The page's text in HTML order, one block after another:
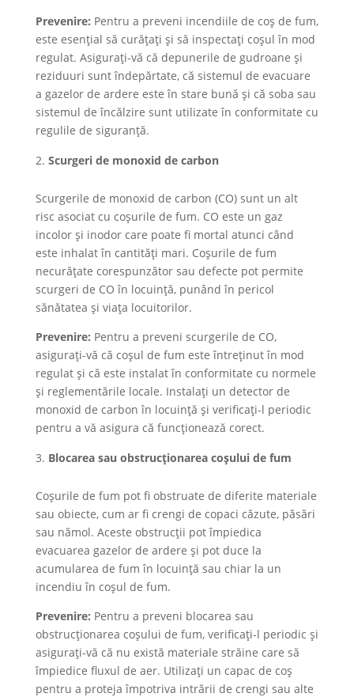
Prevenire: Pentru a preveni incendiile de coș de fum,
este esențial să curățați și să inspectați coșul în mod
regulat. Asigurați-vă că depunerile de gudroane și
reziduuri sunt îndepărtate, că sistemul de evacuare
a gazelor de ardere este în stare bună și că soba sau
sistemul de încălzire sunt utilizate în conformitate cu
regulile de siguranță.
Scurgeri de monoxid de carbon
Scurgerile de monoxid de carbon (CO) sunt un alt
risc asociat cu coșurile de fum. CO este un gaz
incolor și inodor care poate fi mortal atunci când
este inhalat în cantități mari. Coșurile de fum
necurățate corespunzător sau defecte pot permite
scurgeri de CO în locuință, punând în pericol
sănătatea și viața locuitorilor.
Prevenire: Pentru a preveni scurgerile de CO,
asigurați-vă că coșul de fum este întreținut în mod
regulat și că este instalat în conformitate cu normele
și reglementările locale. Instalați un detector de
monoxid de carbon în locuință și verificați-l periodic
pentru a vă asigura că funcționează corect.
Blocarea sau obstrucționarea coșului de fum
Coșurile de fum pot fi obstruate de diferite materiale
sau obiecte, cum ar fi crengi de copaci căzute, păsări
sau nămol. Aceste obstrucții pot împiedica
evacuarea gazelor de ardere și pot duce la
acumularea de fum în locuință sau chiar la un
incendiu în coșul de fum.
Prevenire: Pentru a preveni blocarea sau
obstrucționarea coșului de fum, verificați-l periodic și
asigurați-vă că nu există materiale străine care să
împiedice fluxul de aer. Utilizați un capac de coș
pentru a proteja împotriva intrării de crengi sau alte